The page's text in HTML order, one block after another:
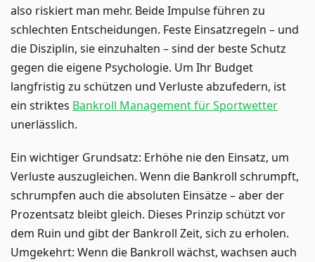
also riskiert man mehr. Beide Impulse führen zu
schlechten Entscheidungen. Feste Einsatzregeln – und
die Disziplin, sie einzuhalten – sind der beste Schutz
gegen die eigene Psychologie. Um Ihr Budget
langfristig zu schützen und Verluste abzufedern, ist
ein striktes Bankroll Management für Sportwetter
unerlässlich.
Ein wichtiger Grundsatz: Erhöhe nie den Einsatz, um
Verluste auszugleichen. Wenn die Bankroll schrumpft,
schrumpfen auch die absoluten Einsätze – aber der
Prozentsatz bleibt gleich. Dieses Prinzip schützt vor
dem Ruin und gibt der Bankroll Zeit, sich zu erholen.
Umgekehrt: Wenn die Bankroll wächst, wachsen auch